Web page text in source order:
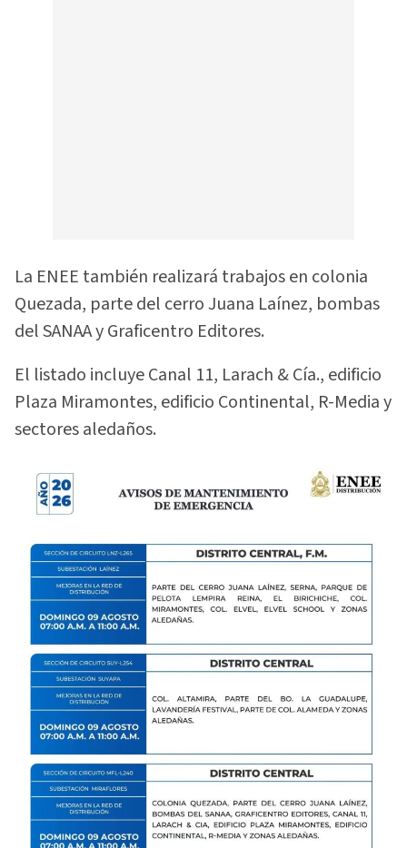
La ENEE también realizará trabajos en colonia
Quezada, parte del cerro Juana Laínez, bombas
del SANAA y Graficentro Editores.
El listado incluye Canal 11, Larach & Cía., edificio
Plaza Miramontes, edificio Continental, R-Media y
sectores aledaños.